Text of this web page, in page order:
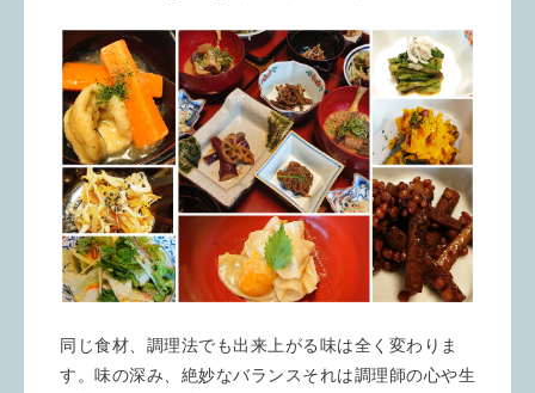
同じ食材、調理法でも出来上がる味は全く変わりま
す。味の深み、絶妙なバランスそれは調理師の心や生